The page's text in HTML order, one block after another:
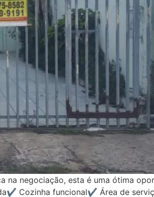
na negociação, esta é uma ótima
Cozinha funcional✔️ Área de